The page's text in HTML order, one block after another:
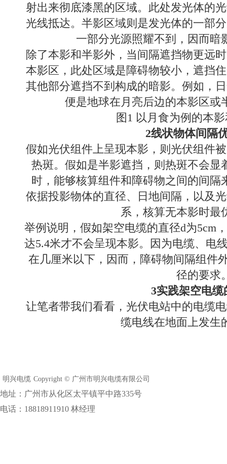
射出来彻底漆黑的区域。此处发光体的
光线抵达。半影区域则是发光体的一部
一部分光源照耀不到，因而暗
除了本影和半影外，当间隔遮挡物更远
本影区，此处区域是障碍物较小，遮挡
其他部分遮挡不到构成的暗影。例如，
便是地球在月亮后边的本影区或
图1 以月食为例的本
2线状物体间隔
假如光伏组件上呈现本影，则光伏组件
热斑。假如是半影遮挡，则热斑不会显
时，能够核算组件和障碍物之间的间
依据投影物体的直径、日地间隔，以及
系，核算无本影时最
举例说明，假如架空电缆的直径d为5cm
达5.4米才不会呈现本影。因为电缆、电
在几厘米以下，因而，障碍物间隔组件
径的要求
3实践架空电缆
让笔者带我们看看，光伏电站中的电缆
缆电线在地面上发生
明兴电缆 Copyright © 广州市明兴电缆有限公司
地址：广州市从化区太平镇平中路335号
电话：18818911910 林经理